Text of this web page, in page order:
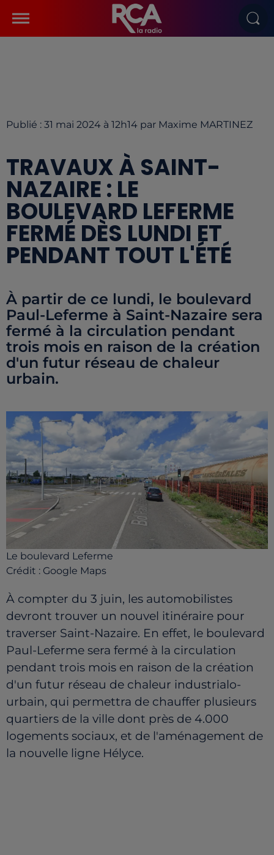
Publié : 31 mai 2024 à 12h14 par Maxime MARTINEZ
TRAVAUX À SAINT-
NAZAIRE : LE
BOULEVARD LEFERME
FERMÉ DÈS LUNDI ET
PENDANT TOUT L'ÉTÉ
À partir de ce lundi, le boulevard
Paul-Leferme à Saint-Nazaire sera
fermé à la circulation pendant
trois mois en raison de la création
d'un futur réseau de chaleur
urbain.
Le boulevard Leferme
Crédit : Google Maps
À compter du 3 juin, les automobilistes
devront trouver un nouvel itinéraire pour
traverser Saint-Nazaire. En effet, le boulevard
Paul-Leferme sera fermé à la circulation
pendant trois mois en raison de la création
d'un futur réseau de chaleur industrialo-
urbain, qui permettra de chauffer plusieurs
quartiers de la ville dont près de 4.000
logements sociaux, et de l'aménagement de
la nouvelle ligne Hélyce.